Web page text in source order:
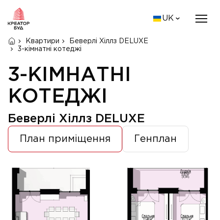
UK
Квартири
Беверлі Хіллз DELUXE
3-кімнатні котеджі
3-КІМНАТНІ
КОТЕДЖІ
Беверлі Хіллз DELUXE
План приміщення Генплан